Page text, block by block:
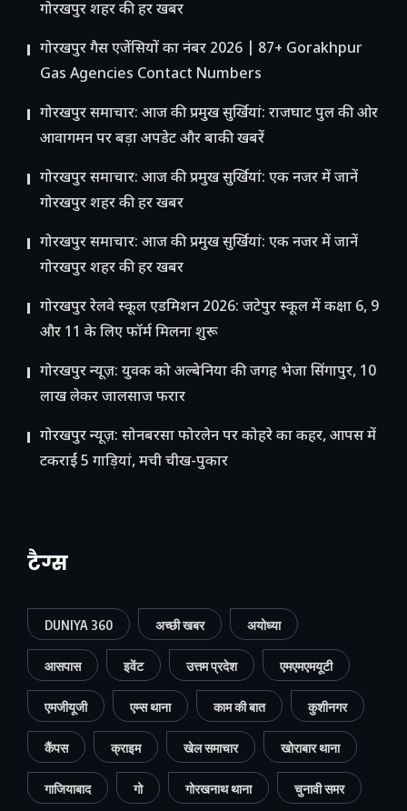
गोरखपुर शहर की हर खबर
गोरखपुर गैस एजेंसियों का नंबर 2026 | 87+ Gorakhpur
Gas Agencies Contact Numbers
गोरखपुर समाचार: आज की प्रमुख सुर्खियां: राजघाट पुल की ओर
आवागमन पर बड़ा अपडेट और बाकी खबरें
गोरखपुर समाचार: आज की प्रमुख सुर्खियां: एक नजर में जानें
गोरखपुर शहर की हर खबर
गोरखपुर समाचार: आज की प्रमुख सुर्खियां: एक नजर में जानें
गोरखपुर शहर की हर खबर
गोरखपुर रेलवे स्कूल एडमिशन 2026: जटेपुर स्कूल में कक्षा 6, 9
और 11 के लिए फॉर्म मिलना शुरू
गोरखपुर न्यूज़: युवक को अल्बेनिया की जगह भेजा सिंगापुर, 10
लाख लेकर जालसाज फरार
गोरखपुर न्यूज़: सोनबरसा फोरलेन पर कोहरे का कहर, आपस में
टकराईं 5 गाड़ियां, मची चीख-पुकार
टैग्स
DUNIYA 360 अच्छी खबर अयोध्या
आसपास इवेंट उत्तम प्रदेश एमएमएमयूटी
एमजीयूजी एम्स थाना काम की बात कुशीनगर
कैंपस क्राइम खेल समाचार खोराबार थाना
गाजियाबाद गो गोरखनाथ थाना चुनावी समर